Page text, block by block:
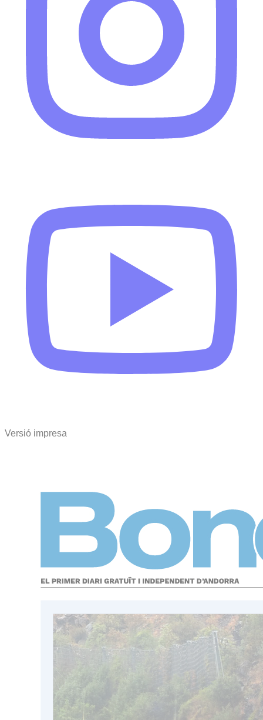
Versió impresa